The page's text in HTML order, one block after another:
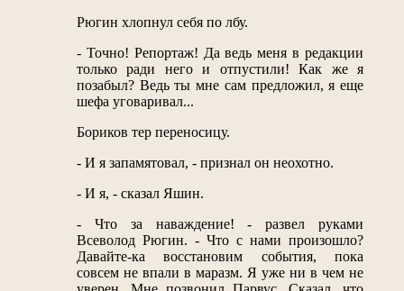
Рюгин хлопнул себя по лбу.
- Точно! Репортаж! Да ведь меня в редакции
только ради него и отпустили! Как же я
позабыл? Ведь ты мне сам предложил, я еще
шефа уговаривал...
Бориков тер переносицу.
- И я запамятовал, - признал он неохотно.
- И я, - сказал Яшин.
- Что за наваждение! - развел руками
Всеволод Рюгин. - Что с нами произошло?
Давайте-ка восстановим события, пока
совсем не впали в маразм. Я уже ни в чем не